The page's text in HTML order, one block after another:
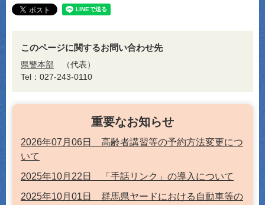
このページに関するお問い合わせ先
県警本部
代表
Tel：027-243-0110
重要なお知らせ
2026年07月06日 高齢者講習等の予約方法変更につ
いて
2025年10月22日 「手話リンク」の導入について
2025年10月01日 群馬県ヤードにおける自動車等の